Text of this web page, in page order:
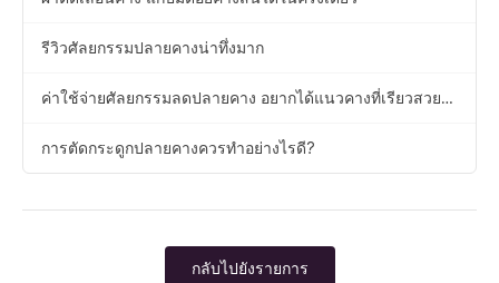
รีวิวศัลยกรรมปลายคางน่าทึ่งมาก
ค่าใช้จ่ายศัลยกรรมลดปลายคาง อยากได้แนวคางที่เรียวสวย
การตัดกระดูกปลายคางควรทำอย่างไรดี?
กลับไปยังรายการ